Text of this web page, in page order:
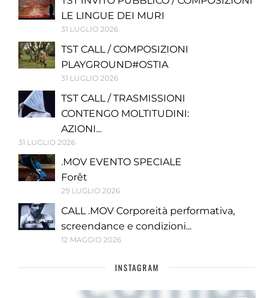
LE LINGUE DEI MURI
31 LUGLIO 2026
TST CALL / COMPOSIZIONI
PLAYGROUND#OSTIA
31 LUGLIO 2026
TST CALL / TRASMISSIONI
CONTENGO MOLTITUDINI:
AZIONI...
31 LUGLIO 2026
.MOV EVENTO SPECIALE
Forêt
29 LUGLIO 2026
CALL .MOV Corporeità performativa,
screendance e condizioni...
12 MAGGIO 2026
INSTAGRAM